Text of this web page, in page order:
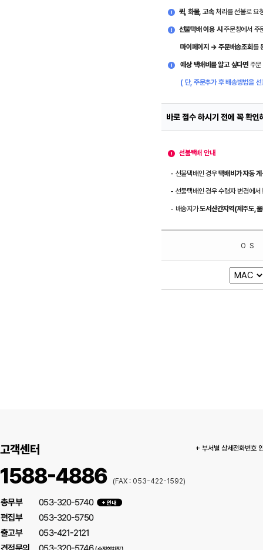
고객센터 + 부서별 상세전화번호
(FAX : 053-422-1592)